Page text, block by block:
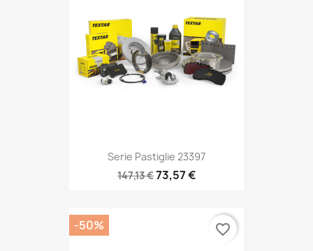
Serie Pastiglie 23397
147,13 €73,57 €
-50% favorite_border